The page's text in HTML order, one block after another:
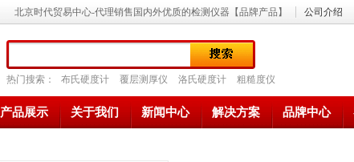
热门搜索： 布氏硬度计 覆层测厚仪 洛氏硬度计 粗糙度仪
产品展示 关于我们 新闻中心 解决方案 品牌中心
公司介绍
北京时代贸易中心-代理销售国内外优质的检测仪器【品牌产品】